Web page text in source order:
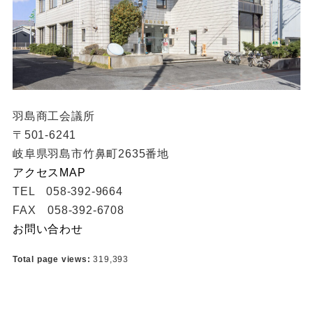
羽島商工会議所
〒501-6241
岐阜県羽島市竹鼻町2635番地
アクセスMAP
TEL 058-392-9664
FAX 058-392-6708
お問い合わせ
Total page views:319,393